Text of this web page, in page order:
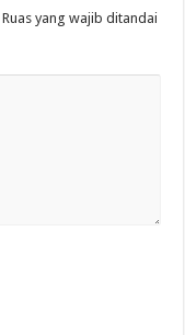
Ruas yang wajib ditandai